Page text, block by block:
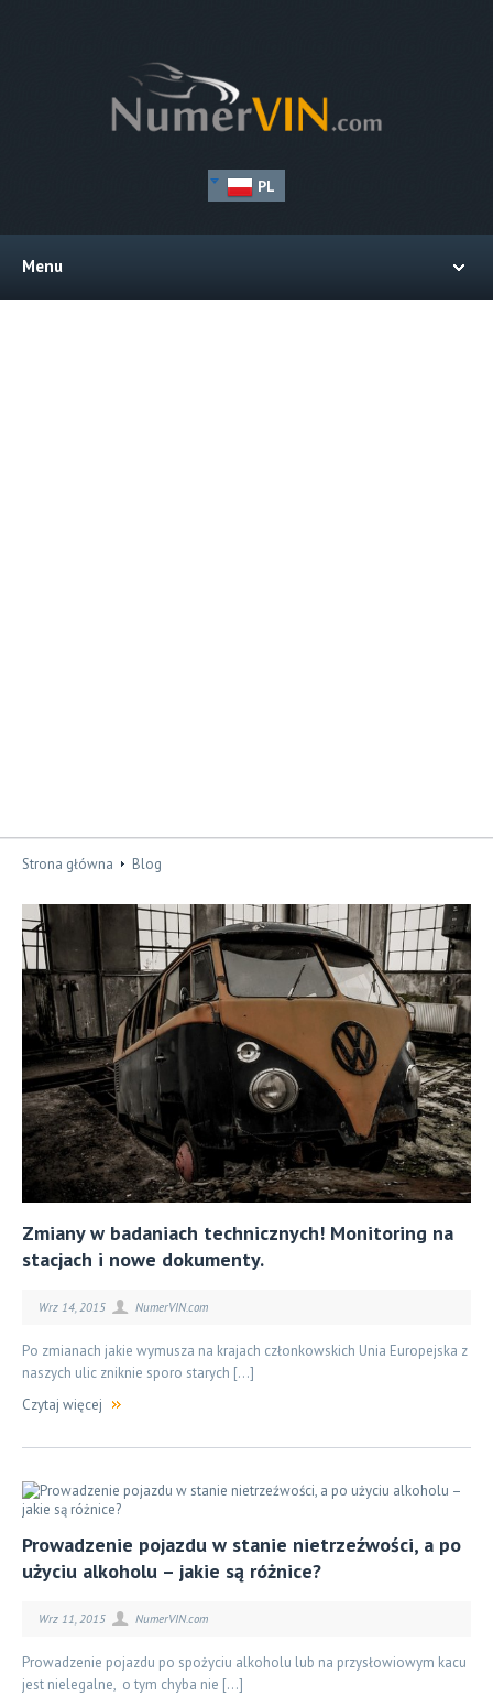
PL
Menu
Strona główna Blog
Zmiany w badaniach technicznych! Monitoring na
stacjach i nowe dokumenty.
Wrz 14, 2015 NumerVIN.com
Po zmianach jakie wymusza na krajach członkowskich Unia Europejska z
naszych ulic zniknie sporo starych […]
Czytaj więcej
Prowadzenie pojazdu w stanie nietrzeźwości, a po
użyciu alkoholu – jakie są różnice?
Wrz 11, 2015 NumerVIN.com
Prowadzenie pojazdu po spożyciu alkoholu lub na przysłowiowym kacu
jest nielegalne, o tym chyba nie […]